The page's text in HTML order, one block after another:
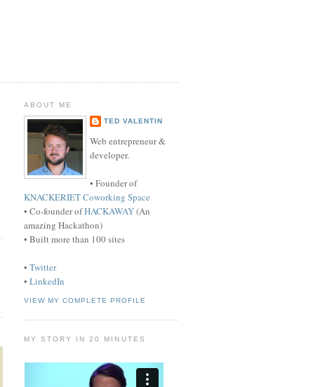
ABOUT ME
TED VALENTIN
Web entrepreneur &
developer.
• Founder of
KNACKERIET Coworking Space
• Co-founder ofHACKAWAY(An
amazing Hackathon)
• Built more than 100 sites
• Twitter
• LinkedIn
VIEW MY COMPLETE PROFILE
MY STORY IN 20 MINUTES